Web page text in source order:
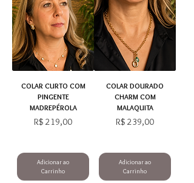
COLAR CURTO COM
PINGENTE
MADREPÉROLA
Preço
R$ 219,00
Adicionar ao
Carrinho
COLAR DOURADO
CHARM COM
MALAQUITA
Preço
R$ 239,00
Adicionar ao
Carrinho